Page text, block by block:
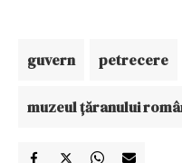
guvern petrecere
muzeul ţăranului